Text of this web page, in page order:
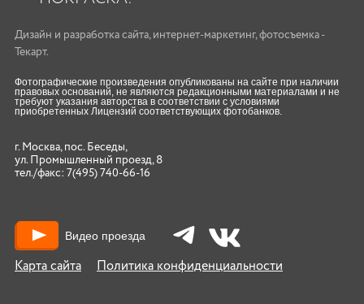
Дизайн и разработка сайта, интернет-маркетинг,фотосъемка -
Текарт.
Фотографические произведения опубликованы на сайте при наличии
правовых оснований, не являются редакционными материалами и не
требуют указания авторства в соответствии с условиями
приобретенных Лицензий соответствующих фотобанков.
г. Москва, пос. Беседы,
ул. Промышленный проезд, 8
тел./факс: 7(495) 740-66-16
Карта сайта Политика конфиденциальности
Видео проезда